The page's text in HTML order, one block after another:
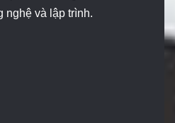
nghệ và lập trình.